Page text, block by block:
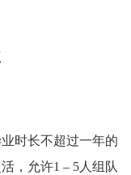
时长不超过一年的
，允许1 – 5人组队